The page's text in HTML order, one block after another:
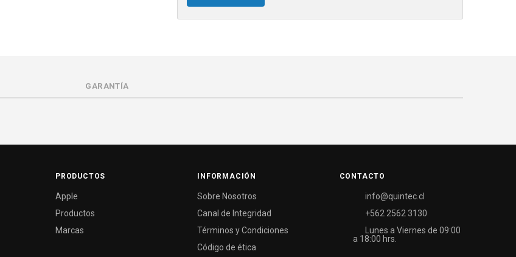
GARANTÍA
PRODUCTOS
Apple
Productos
Marcas
INFORMACIÓN
Sobre Nosotros
Canal de Integridad
Términos y Condiciones
Código de ética
CONTACTO
info@quintec.cl
+562 2562 3130
Lunes a Viernes de 09:00
a 18:00 hrs.